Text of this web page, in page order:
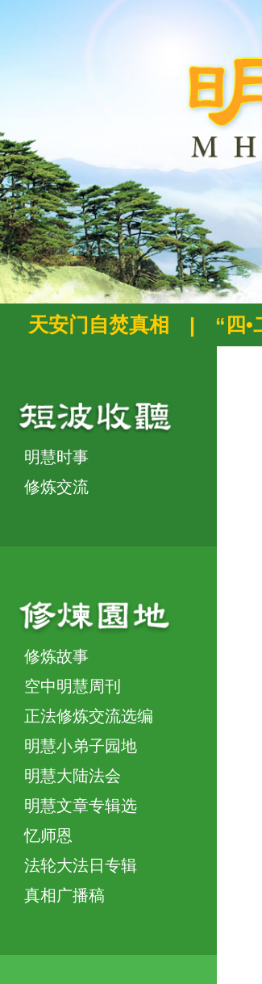
天安门自焚真相 | “四•
明慧时事
修炼交流
修炼故事
空中明慧周刊
正法修炼交流选编
明慧小弟子园地
明慧大陆法会
明慧文章专辑选
忆师恩
法轮大法日专辑
真相广播稿